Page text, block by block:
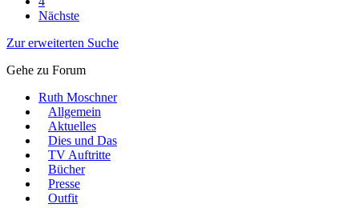
Nächste
Zur erweiterten Suche
Gehe zu Forum
Ruth Moschner
Allgemein
Aktuelles
Dies und Das
TV Auftritte
Bücher
Presse
Outfit